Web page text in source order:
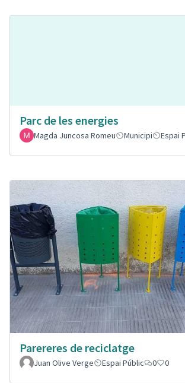
Parc de les energies
Magda Juncosa Romeu
Municipi Espai
Parereres de reciclatge
Juan Olive Verge
Espai Públic 0 0